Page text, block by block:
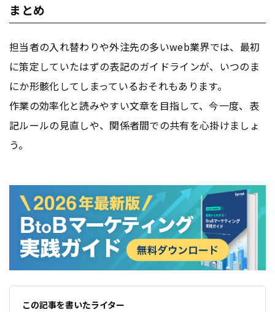
まとめ
担当者の入れ替わりや外注先の多いweb業界では、最初
に策定していたはずの表記のガイドラインが、いつのま
にか形骸化してしまっているおそれもあります。
作業の効率化と読みやすい文章を目指して、今一度、表
記ルールの見直しや、関係者間での共有を心掛けましょ
う。
この記事を書いたライター